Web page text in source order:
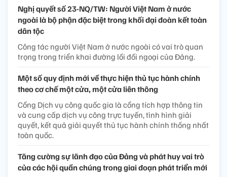
Nghị quyết số 23-NQ/TW: Người Việt Nam ở nước
ngoài là bộ phận đặc biệt trong khối đại đoàn kết toàn
dân tộc
Công tác người Việt Nam ở nước ngoài có vai trò quan
trọng trong triển khai đường lối đối ngoại của Đảng.
Một số quy định mới về thực hiện thủ tục hành chính
theo cơ chế một cửa, một cửa liên thông
Cổng Dịch vụ công quốc gia là cổng tích hợp thông tin
và cung cấp dịch vụ công trực tuyến, tình hình giải
quyết, kết quả giải quyết thủ tục hành chính thống nhất
toàn quốc.
Tăng cường sự lãnh đạo của Đảng và phát huy vai trò
của các hội quần chúng trong giai đoạn phát triển mới